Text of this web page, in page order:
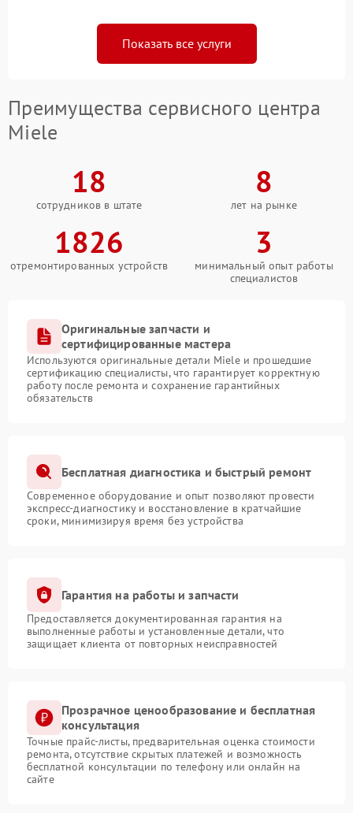
Показать все услуги
Преимущества сервисного центра
Miele
18
сотрудников в штате
8
лет на рынке
1826
отремонтированных устройств
3
минимальный опыт работы
специалистов
Оригинальные запчасти и
сертифицированные мастера
Используются оригинальные детали Miele и прошедшие
сертификацию специалисты, что гарантирует корректную
работу после ремонта и сохранение гарантийных
обязательств
Бесплатная диагностика и быстрый ремонт
Современное оборудование и опыт позволяют провести
экспресс-диагностику и восстановление в кратчайшие
сроки, минимизируя время без устройства
Гарантия на работы и запчасти
Предоставляется документированная гарантия на
выполненные работы и установленные детали, что
защищает клиента от повторных неисправностей
Прозрачное ценообразование и бесплатная
консультация
Точные прайс-листы, предварительная оценка стоимости
ремонта, отсутствие скрытых платежей и возможность
бесплатной консультации по телефону или онлайн на
сайте